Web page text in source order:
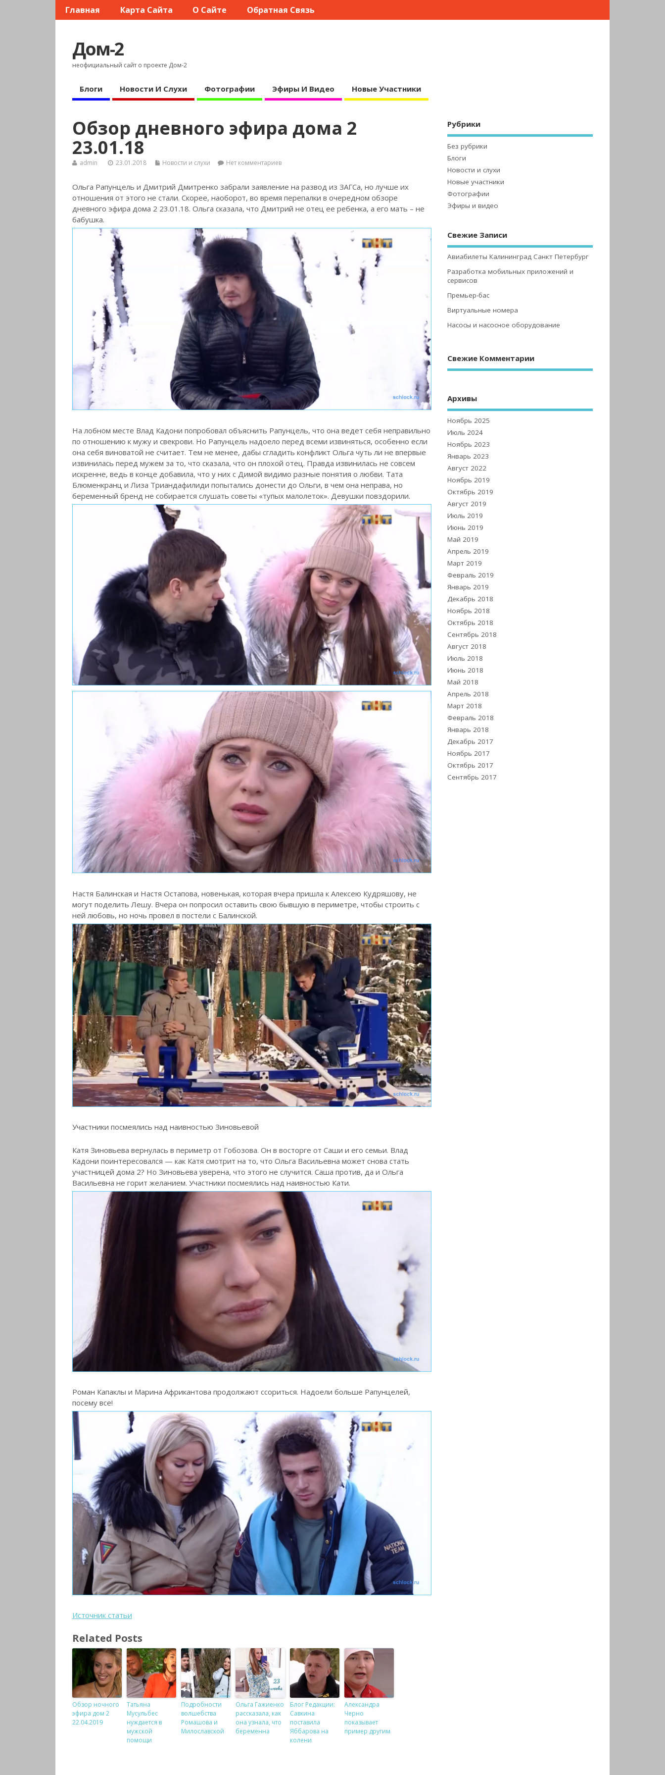
Главная Карта Сайта О Сайте Обратная Связь
Дом-2
неофициальный сайт о проекте Дом-2
Блоги Новости И Слухи Фотографии Эфиры И Видео Новые Участники
Обзор дневного эфира дома 2
23.01.18
admin 23.01.2018 Новости и слухи Нет комментариев
Ольга Рапунцель и Дмитрий Дмитренко забрали заявление на развод из ЗАГСа, но лучше их
отношения от этого не стали. Скорее, наоборот, во время перепалки в очередном обзоре
дневного эфира дома 2 23.01.18. Ольга сказала, что Дмитрий не отец ее ребенка, а его мать – не
бабушка.
На лобном месте Влад Кадони попробовал объяснить Рапунцель, что она ведет себя неправильно
по отношению к мужу и свекрови. Но Рапунцель надоело перед всеми извиняться, особенно если
она себя виноватой не считает. Тем не менее, дабы сгладить конфликт Ольга чуть ли не впервые
извинилась перед мужем за то, что сказала, что он плохой отец. Правда извинилась не совсем
искренне, ведь в конце добавила, что у них с Димой видимо разные понятия о любви. Тата
Блюменкранц и Лиза Триандафилиди попытались донести до Ольги, в чем она неправа, но
беременный бренд не собирается слушать советы «тупых малолеток». Девушки повздорили.
Настя Балинская и Настя Остапова, новенькая, которая вчера пришла к Алексею Кудряшову, не
могут поделить Лешу. Вчера он попросил оставить свою бывшую в периметре, чтобы строить с
ней любовь, но ночь провел в постели с Балинской.
Участники посмеялись над наивностью Зиновьевой
Катя Зиновьева вернулась в периметр от Гобозова. Он в восторге от Саши и его семьи. Влад
Кадони поинтересовался — как Катя смотрит на то, что Ольга Васильевна может снова стать
участницей дома 2? Но Зиновьева уверена, что этого не случится. Саша против, да и Ольга
Васильевна не горит желанием. Участники посмеялись над наивностью Кати.
Роман Капаклы и Марина Африкантова продолжают ссориться. Надоели больше Рапунцелей,
посему все!
Источник статьи
Related Posts
Обзор ночного
эфира дом 2
22.04.2019
Татьяна
Мусульбес
нуждается в
мужской
помощи
Подробности
волшебства
Ромашова и
Милославской
Ольга Гажиенко
рассказала, как
она узнала, что
беременна
Блог Редакции:
Савкина
поставила
Яббарова на
колени
Александра
Черно
показывает
пример другим
Рубрики
Без рубрики
Блоги
Новости и слухи
Новые участники
Фотографии
Эфиры и видео
Свежие Записи
Авиабилеты Калининград Санкт Петербург
Разработка мобильных приложений и
сервисов
Премьер-бас
Виртуальные номера
Насосы и насосное оборудование
Свежие Комментарии
Архивы
Ноябрь 2025
Июль 2024
Ноябрь 2023
Январь 2023
Август 2022
Ноябрь 2019
Октябрь 2019
Август 2019
Июль 2019
Июнь 2019
Май 2019
Апрель 2019
Март 2019
Февраль 2019
Январь 2019
Декабрь 2018
Ноябрь 2018
Октябрь 2018
Сентябрь 2018
Август 2018
Июль 2018
Июнь 2018
Май 2018
Апрель 2018
Март 2018
Февраль 2018
Январь 2018
Декабрь 2017
Ноябрь 2017
Октябрь 2017
Сентябрь 2017